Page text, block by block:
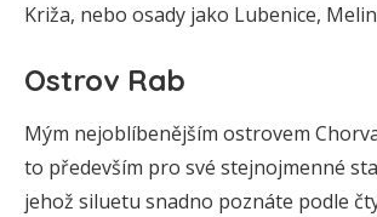
Križa, nebo osady jako Lubenice,
Ostrov Rab
Mým nejoblíbenějším ostrovem
to především pro své stejnojmenné
jehož siluetu snadno poznáte podle